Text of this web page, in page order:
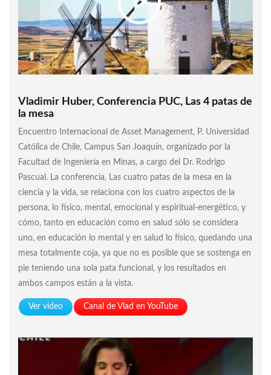
Vladimir Huber, Conferencia PUC, Las 4 patas de
la mesa
Encuentro Internacional de Asset Management, P. Universidad
Católica de Chile, Campus San Joaquín, organizado por la
Facultad de Ingeniería en Minas, a cargo del Dr. Rodrigo
Pascual. La conferencia, Las cuatro patas de la mesa en la
ciencia y la vida, se relaciona con los cuatro aspectos de la
persona, lo físico, mental, emocional y espiritual-energético, y
cómo, tanto en educación como en salud sólo se considera
uno, en educación lo mental y en salud lo físico, quedando una
mesa totalmente coja, ya que no es posible que se sostenga en
pie teniendo una sola pata funcional, y los resultados en
ambos campos están a la vista.
Ver video Canal de Vlad en YouTube